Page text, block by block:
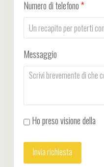
Numero di telefono*
Messaggio
Ho preso visione della